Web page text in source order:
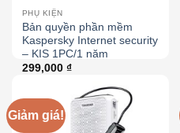
PHỤ KIỆN
Bản quyền phần mềm
Kaspersky Internet security
– KIS 1PC/1 năm
299,000 ₫
Giảm giá!